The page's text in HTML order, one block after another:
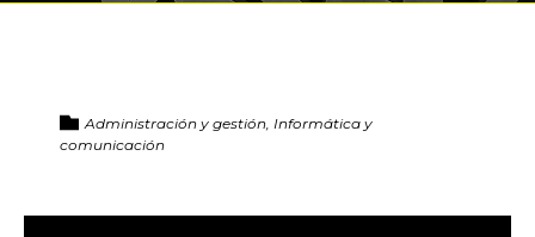
Administración y gestión, Informática y
comunicación